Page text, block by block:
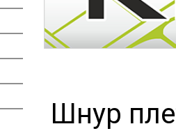
Шнур